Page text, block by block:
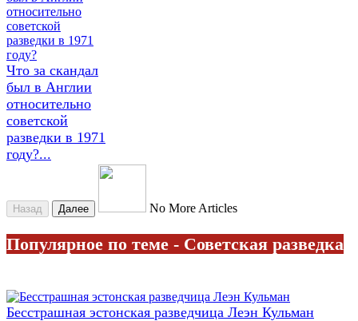
Что за скандал
был в Англии
относительно
советской
разведки в 1971
году?...
Назад Далее No More Articles
Популярное по теме - Советская разведка
Бесстрашная эстонская разведчица Леэн Кульман